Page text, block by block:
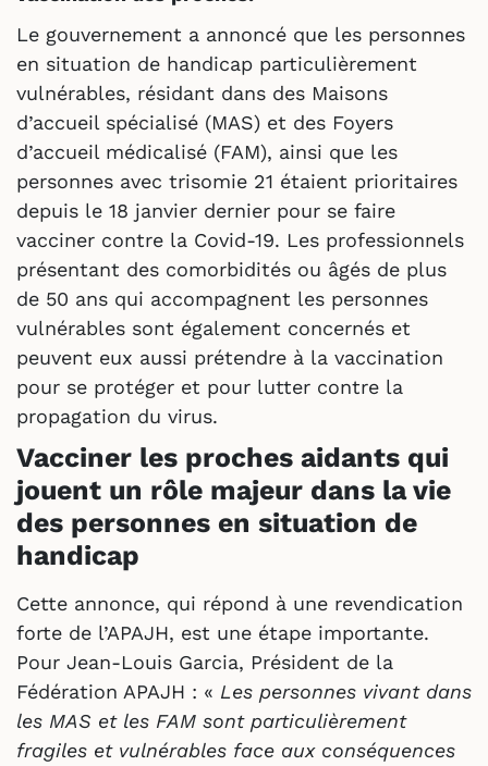
Le gouvernement a annoncé que les personnes
en situation de handicap particulièrement
vulnérables, résidant dans des Maisons
d’accueil spécialisé (MAS) et des Foyers
d’accueil médicalisé (FAM), ainsi que les
personnes avec trisomie 21 étaient prioritaires
depuis le 18 janvier dernier pour se faire
vacciner contre la Covid-19. Les professionnels
présentant des comorbidités ou âgés de plus
de 50 ans qui accompagnent les personnes
vulnérables sont également concernés et
peuvent eux aussi prétendre à la vaccination
pour se protéger et pour lutter contre la
propagation du virus.
Vacciner les proches aidants qui
jouent un rôle majeur dans la vie
des personnes en situation de
handicap
Cette annonce, qui répond à une revendication
forte de l’APAJH, est une étape importante.
Pour Jean-Louis Garcia, Président de la
Fédération APAJH : « Les personnes vivant dans
les MAS et les FAM sont particulièrement
fragiles et vulnérables face aux conséquences